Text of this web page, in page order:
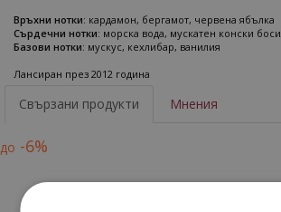
Връхни нотки: кардамон, бергамот, червена ябълка
Сърдечни нотки: морска вода, мускатен конски
Базови нотки: мускус, кехлибар, ванилия
Лансиран през 2012 година
Свързани продукти Мнения
до -6%